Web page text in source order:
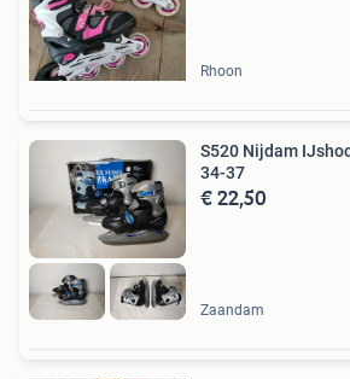
Rhoon
S520 Nijdam IJshockeyschaatsen maat
34-37
€ 22,50
Zaandam